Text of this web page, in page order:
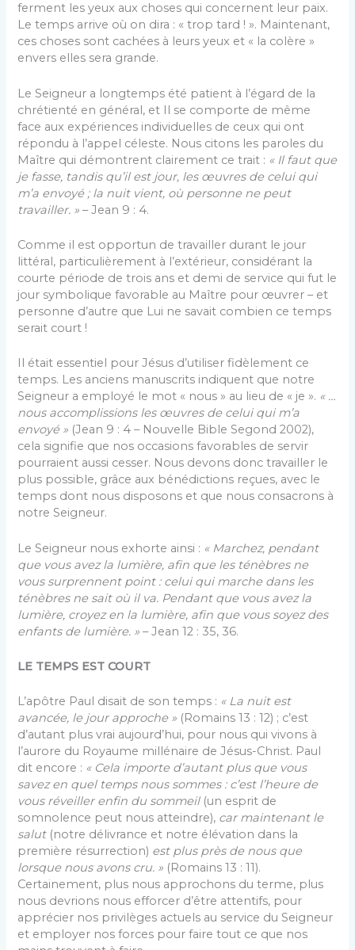
ferment les yeux aux choses qui concernent leur paix.
Le temps arrive où on dira : « trop tard ! ». Maintenant,
ces choses sont cachées à leurs yeux et « la colère »
envers elles sera grande.
Le Seigneur a longtemps été patient à l’égard de la
chrétienté en général, et Il se comporte de même
face aux expériences individuelles de ceux qui ont
répondu à l’appel céleste. Nous citons les paroles du
Maître qui démontrent clairement ce trait : « Il faut que
je fasse, tandis qu’il est jour, les œuvres de celui qui
m’a envoyé ; la nuit vient, où personne ne peut
travailler. » – Jean 9 : 4.
Comme il est opportun de travailler durant le jour
littéral, particulièrement à l’extérieur, considérant la
courte période de trois ans et demi de service qui fut le
jour symbolique favorable au Maître pour œuvrer – et
personne d’autre que Lui ne savait combien ce temps
serait court !
Il était essentiel pour Jésus d’utiliser fidèlement ce
temps. Les anciens manuscrits indiquent que notre
Seigneur a employé le mot « nous » au lieu de « je ». « …
nous accomplissions les œuvres de celui qui m’a
envoyé » (Jean 9 : 4 – Nouvelle Bible Segond 2002),
cela signifie que nos occasions favorables de servir
pourraient aussi cesser. Nous devons donc travailler le
plus possible, grâce aux bénédictions reçues, avec le
temps dont nous disposons et que nous consacrons à
notre Seigneur.
Le Seigneur nous exhorte ainsi : « Marchez, pendant
que vous avez la lumière, afin que les ténèbres ne
vous surprennent point : celui qui marche dans les
ténèbres ne sait où il va. Pendant que vous avez la
lumière, croyez en la lumière, afin que vous soyez des
enfants de lumière. » – Jean 12 : 35, 36.
LE TEMPS EST COURT
L’apôtre Paul disait de son temps : « La nuit est
avancée, le jour approche » (Romains 13 : 12) ; c’est
d’autant plus vrai aujourd’hui, pour nous qui vivons à
l’aurore du Royaume millénaire de Jésus-Christ. Paul
dit encore : « Cela importe d’autant plus que vous
savez en quel temps nous sommes : c’est l’heure de
vous réveiller enfin du sommeil(un esprit de
somnolence peut nous atteindre), car maintenant le
salut(notre délivrance et notre élévation dans la
première résurrection) est plus près de nous que
lorsque nous avons cru. » (Romains 13 : 11).
Certainement, plus nous approchons du terme, plus
nous devrions nous efforcer d’être attentifs, pour
apprécier nos privilèges actuels au service du Seigneur
et employer nos forces pour faire tout ce que nos